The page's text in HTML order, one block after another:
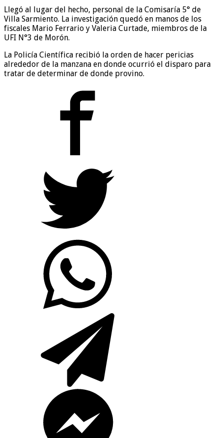
Llegó al lugar del hecho, personal de la Comisaría 5° de
Villa Sarmiento. La investigación quedó en manos de los
fiscales Mario Ferrario y Valeria Curtade, miembros de la
UFI N°3 de Morón.
La Policía Científica recibió la orden de hacer pericias
alrededor de la manzana en donde ocurrió el disparo para
tratar de determinar de donde provino.